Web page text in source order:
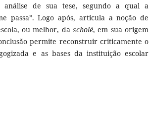
de sua tese, segundo a qual a
passa”. Logo após, articula a noção de
ou melhor, da scholé, em sua origem
permite reconstruir criticamente o
e as bases da instituição escolar